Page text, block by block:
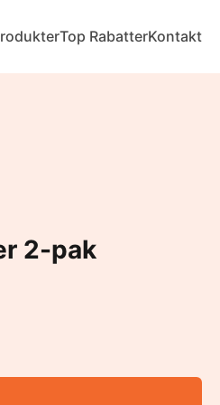
Top RabatterKontakt
2-pak